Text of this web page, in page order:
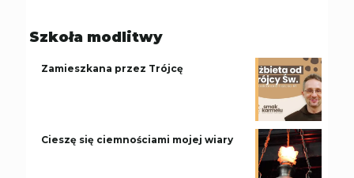
Szkoła modlitwy
Zamieszkana przez Trójcę
Cieszę się ciemnościami mojej wiary